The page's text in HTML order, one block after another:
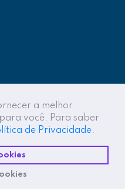
a melhor
você. Para saber
de Privacidade.